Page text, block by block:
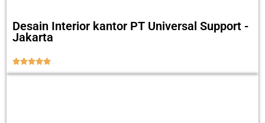
Desain Interior kantor PT Universal Support -
Jakarta
